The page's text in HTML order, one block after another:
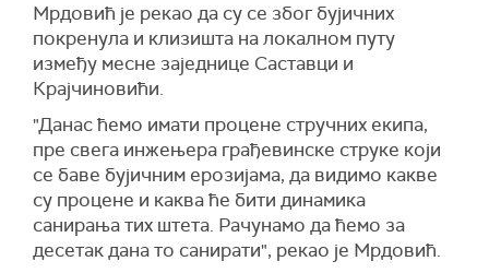
Мрдовић је рекао да су се због бујичних
покренула и клизишта на локалном путу
између месне заједнице Саставци и
Крајчиновићи.
"Данас ћемо имати процене стручних екипа,
пре свега инжењера грађевинске струке који
се баве бујичним ерозијама, да видимо какве
су процене и каква ће бити динамика
санирања тих штета. Рачунамо да ћемо за
десетак дана то санирати", рекао је Мрдовић.